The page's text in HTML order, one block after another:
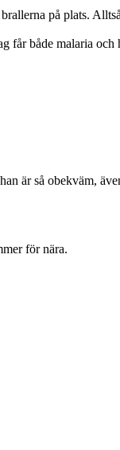
på plats.
får både malaria och
är så obekväm,
för nära.